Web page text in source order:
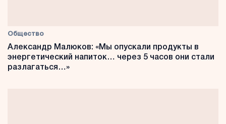
Общество
Александр Малюков: «Мы опускали продукты в
энергетический напиток… через 5 часов они стали
разлагаться…»